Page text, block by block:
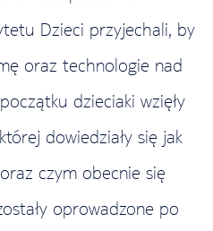
Dzieci przyjechali, by
oraz technologie nad
dzieciaki wzięły
dowiedziały się jak
czym obecnie się
oprowadzone po